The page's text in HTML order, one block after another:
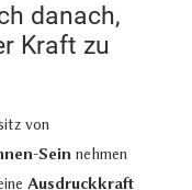
danach,
Kraft zu
von
Sein nehmen
Ausdruckkraft